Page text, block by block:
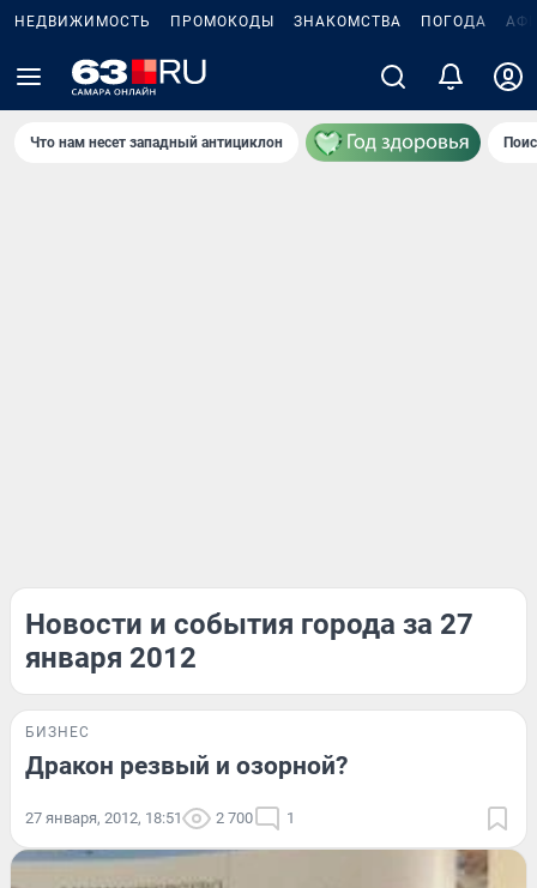
НЕДВИЖИМОСТЬ ПРОМОКОДЫ ЗНАКОМСТВА ПОГОДА
Что нам несет западный антициклон
Новости и события города за 27
января 2012
БИЗНЕС
Дракон резвый и озорной?
27 января, 2012, 18:51 2 700 1